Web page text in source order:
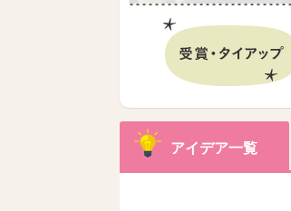
アイデア一覧